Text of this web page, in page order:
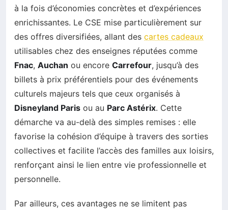
à la fois d’économies concrètes et d’expériences
enrichissantes. Le CSE mise particulièrement sur
des offres diversifiées, allant des cartes cadeaux
utilisables chez des enseignes réputées comme
Fnac, Auchan ou encore Carrefour, jusqu’à des
billets à prix préférentiels pour des événements
culturels majeurs tels que ceux organisés à
Disneyland Paris ou au Parc Astérix. Cette
démarche va au-delà des simples remises : elle
favorise la cohésion d’équipe à travers des sorties
collectives et facilite l’accès des familles aux loisirs,
renforçant ainsi le lien entre vie professionnelle et
personnelle.
Par ailleurs, ces avantages ne se limitent pas